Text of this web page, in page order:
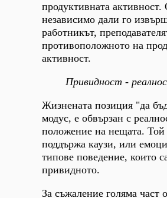
продуктивната
независимо дали го
работникът,
противоположното на
активност.
Привидност -
Жизнената позиция "да
модус, е обвързан с
положение на нещата. Той
поддържа каузи, или
типове поведение, които
привидното.
За съжаление голяма част